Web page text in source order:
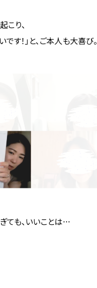
り、
です！」と、ご本人も大喜び。
ても、いいことは…